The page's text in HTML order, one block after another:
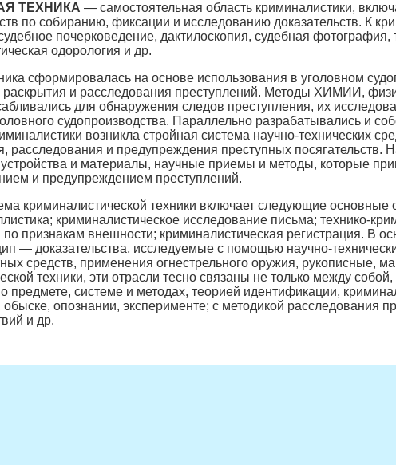
ТЕХНИКА — самостоятельная область криминалистики,
по собиранию, фиксации и исследованию доказательств. К
почерковедение, дактилоскопия, судебная
одорология и др.
сформировалась на основе использования в уголовном
раскрытия и расследования преступлений. Методы ХИМИИ,
для обнаружения следов преступления, их
судопроизводства. Параллельно разрабатывались и
возникла стройная система научно-технических
расследования и предупреждения преступных посягательств.
и материалы, научные приемы и методы, которые
и предупреждением преступлений.
криминалистической техники включает следующие основные
криминалистическое исследование письма; технико-
признакам внешности; криминалистическая регистрация. В
— доказательства, исследуемые с помощью научно-
средств, применения огнестрельного оружия, рукописные,
техники, эти отрасли тесно связаны не только между
предмете, системе и методах, теорией идентификации,
опознании, эксперименте; с методикой расследования
и др.